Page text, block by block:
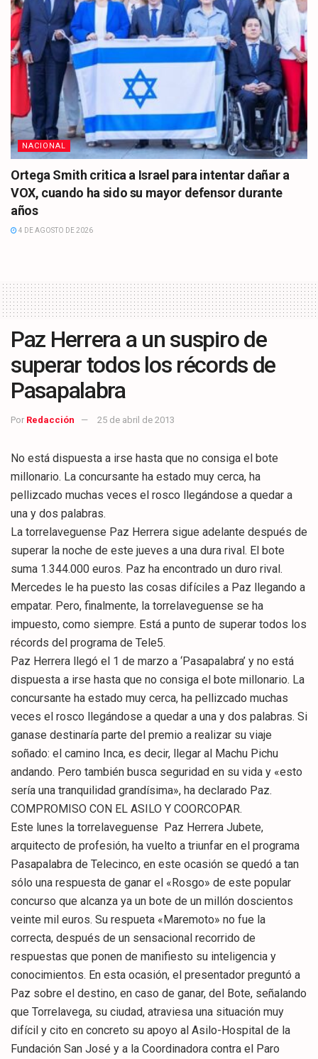
NACIONAL
Ortega Smith critica a Israel para intentar dañar a
VOX, cuando ha sido su mayor defensor durante
años
4 DE AGOSTO DE 2026
Paz Herrera a un suspiro de
superar todos los récords de
Pasapalabra
Por Redacción 25 de abril de 2013
No está dispuesta a irse hasta que no consiga el bote
millonario. La concursante ha estado muy cerca, ha
pellizcado muchas veces el rosco llegándose a quedar a
una y dos palabras.
La torrelaveguense Paz Herrera sigue adelante después de
superar la noche de este jueves a una dura rival. El bote
suma 1.344.000 euros. Paz ha encontrado un duro rival.
Mercedes le ha puesto las cosas difíciles a Paz llegando a
empatar. Pero, finalmente, la torrelaveguense se ha
impuesto, como siempre. Está a punto de superar todos los
récords del programa de Tele5.
Paz Herrera llegó el 1 de marzo a ‘Pasapalabra’ y no está
dispuesta a irse hasta que no consiga el bote millonario. La
concursante ha estado muy cerca, ha pellizcado muchas
veces el rosco llegándose a quedar a una y dos palabras. Si
ganase destinaría parte del premio a realizar su viaje
soñado: el camino Inca, es decir, llegar al Machu Pichu
andando. Pero también busca seguridad en su vida y «esto
sería una tranquilidad grandísima», ha declarado Paz.
COMPROMISO CON EL ASILO Y COORCOPAR.
Este lunes la torrelaveguense Paz Herrera Jubete,
arquitecto de profesión, ha vuelto a triunfar en el programa
Pasapalabra de Telecinco, en este ocasión se quedó a tan
sólo una respuesta de ganar el «Rosgo» de este popular
concurso que alcanza ya un bote de un millón doscientos
veinte mil euros. Su respueta «Maremoto» no fue la
correcta, después de un sensacional recorrido de
respuestas que ponen de manifiesto su inteligencia y
conocimientos. En esta ocasión, el presentador preguntó a
Paz sobre el destino, en caso de ganar, del Bote, señalando
que Torrelavega, su ciudad, atraviesa una situación muy
difícil y cito en concreto su apoyo al Asilo-Hospital de la
Fundación San José y a la Coordinadora contra el Paro